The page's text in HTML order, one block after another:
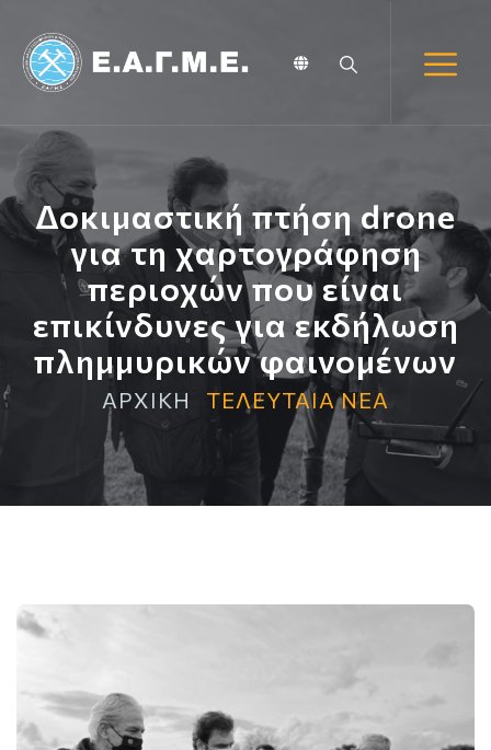
Δοκιμαστική πτήση drone
για τη χαρτογράφηση
περιοχών που είναι
επικίνδυνες για εκδήλωση
πλημμυρικών φαινομένων
ΑΡΧΙΚΗ ΤΕΛΕΥΤΑΙΑ ΝΕΑ